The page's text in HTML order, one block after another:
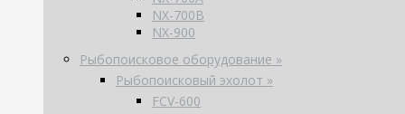
NX-700B
NX-900
Рыбопоисковое оборудование »
Рыбопоисковый эхолот »
FCV-600